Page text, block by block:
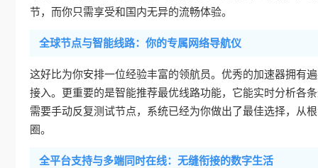
节，而你只需享受和国内无异的流畅体验。
全球节点与智能线路：你的专属网络导航仪
这好比为你安排一位经验丰富的领航员。优秀的加速器拥有
接入。更重要的是智能推荐最优线路功能，它能实时分析各
需要手动反复测试节点，系统已经为你做出了最佳选择，从
圈。
全平台支持与多端同时在线：无缝衔接的数字生活